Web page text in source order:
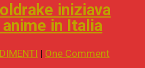
iniziava
anime in Italia
| One Comment